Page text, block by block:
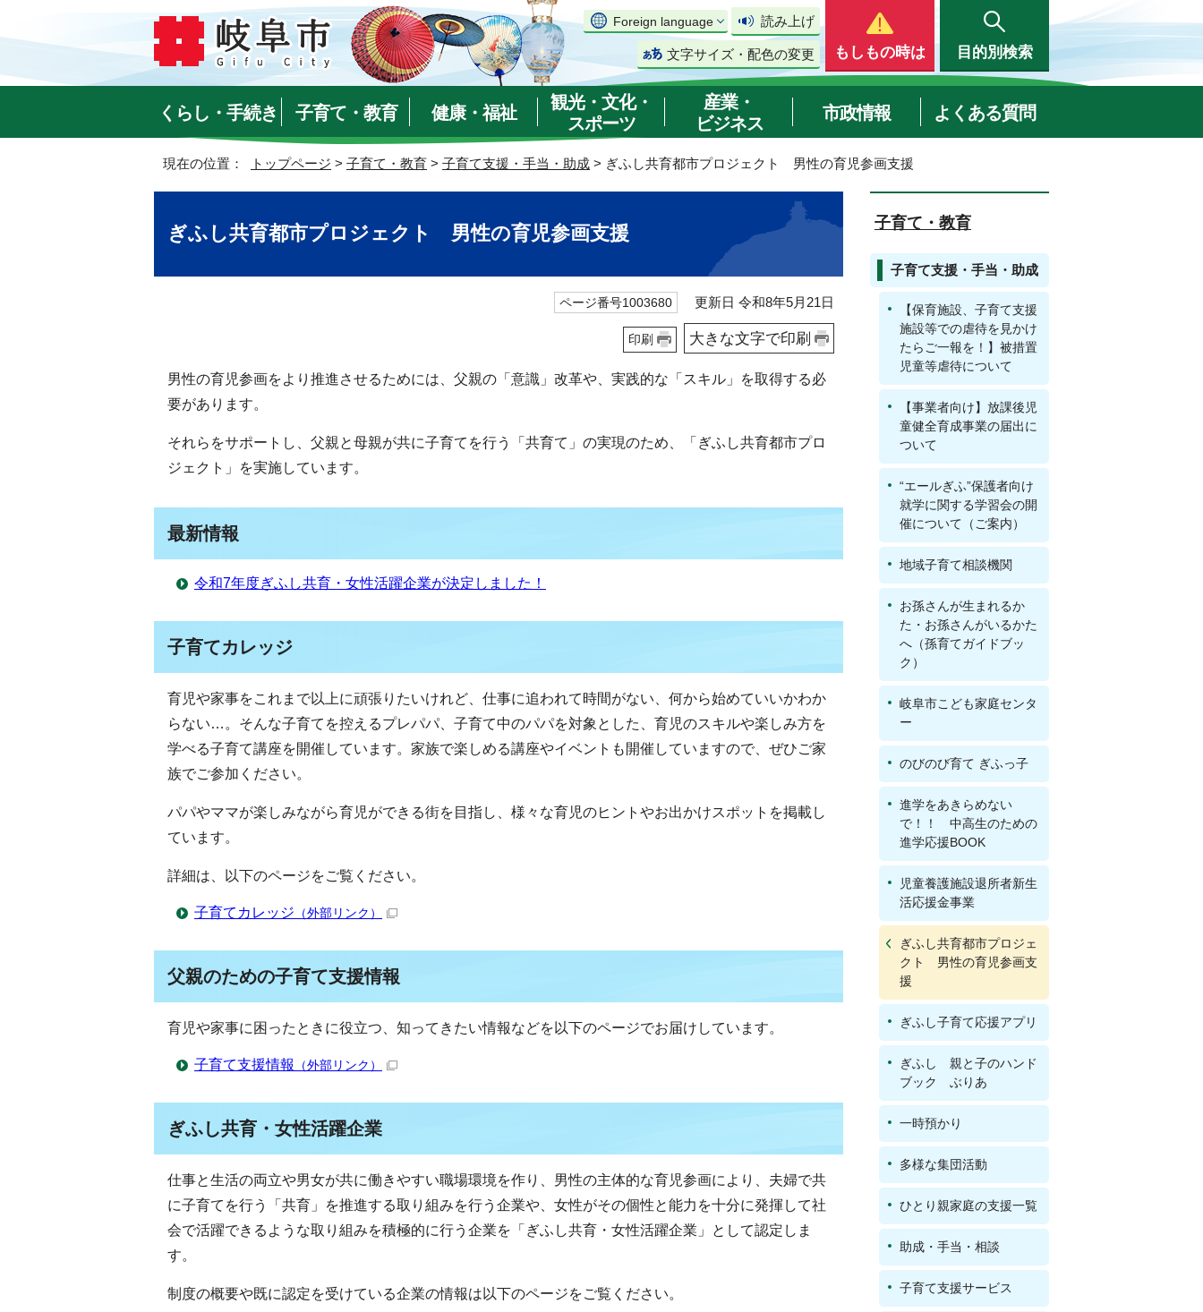
Foreign language 読み上げ
文字サイズ・配色の変更 もしもの時は 目的別検索
くらし・手続き 子育て・教育 健康・福祉
観光・文化・
スポーツ
産業・
ビジネス
市政情報 よくある質問
現在の位置： トップページ > 子育て・教育 > 子育て支援・手当・助成 > ぎふし共育都市プロジェクト 男性の育児参画支援
ぎふし共育都市プロジェクト 男性の育児参画支援
ページ番号1003680 更新日 令和8年5月21日
印刷 大きな文字で印刷
男性の育児参画をより推進させるためには、父親の「意識」改革や、実践的な「スキル」を取得する必
要があります。
それらをサポートし、父親と母親が共に子育てを行う「共育て」の実現のため、「ぎふし共育都市プロ
ジェクト」を実施しています。
最新情報
令和7年度ぎふし共育・女性活躍企業が決定しました！
子育てカレッジ
育児や家事をこれまで以上に頑張りたいけれど、仕事に追われて時間がない、何から始めていいかわか
らない…。そんな子育てを控えるプレパパ、子育て中のパパを対象とした、育児のスキルや楽しみ方を
学べる子育て講座を開催しています。家族で楽しめる講座やイベントも開催していますので、ぜひご家
族でご参加ください。
パパやママが楽しみながら育児ができる街を目指し、様々な育児のヒントやお出かけスポットを掲載し
ています。
詳細は、以下のページをご覧ください。
子育てカレッジ （外部リンク）
父親のための子育て支援情報
育児や家事に困ったときに役立つ、知ってきたい情報などを以下のページでお届けしています。
子育て支援情報 （外部リンク）
ぎふし共育・女性活躍企業
仕事と生活の両立や男女が共に働きやすい職場環境を作り、男性の主体的な育児参画により、夫婦で共
に子育てを行う「共育」を推進する取り組みを行う企業や、女性がその個性と能力を十分に発揮して社
会で活躍できるような取り組みを積極的に行う企業を「ぎふし共育・女性活躍企業」として認定しま
す。
制度の概要や既に認定を受けている企業の情報は以下のページをご覧ください。
子育て・教育
子育て支援・手当・助成
【保育施設、子育て支援
施設等での虐待を見かけ
たらご一報を！】被措置
児童等虐待について
【事業者向け】放課後児
童健全育成事業の届出に
ついて
“エールぎふ”保護者向け
就学に関する学習会の開
催について（ご案内）
地域子育て相談機関
お孫さんが生まれるか
た・お孫さんがいるかた
へ（孫育てガイドブッ
ク）
岐阜市こども家庭センタ
ー
のびのび育て ぎふっ子
進学をあきらめない
で！！ 中高生のための
進学応援BOOK
児童養護施設退所者新生
活応援金事業
ぎふし共育都市プロジェ
クト 男性の育児参画支
援
ぎふし子育て応援アプリ
ぎふし 親と子のハンド
ブック ぶりあ
一時預かり
多様な集団活動
ひとり親家庭の支援一覧
助成・手当・相談
子育て支援サービス